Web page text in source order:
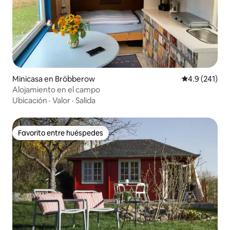
Minicasa en Bröbberow Calificación
4.9 (241)
Alojamiento en el campo
Ubicación · Valor · Salida
Favorito entre huéspedes
Favorito entre huéspedes